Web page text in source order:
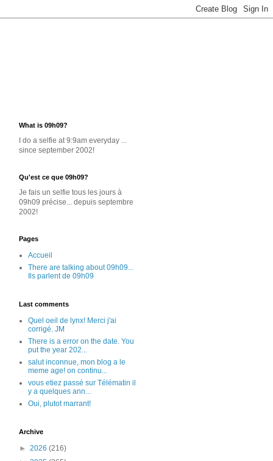
What is 09h09?
I do a selfie at 9:9am everyday ...
since september 2002!
Qu'est ce que 09h09?
Je fais un selfie tous les jours à
09h09 précise... depuis septembre
2002!
Pages
Accueil
There are talking about 09h09...
Ils parlent de 09h09
Last comments
Quel oeil de lynx! Merci j'ai
corrigé. JM
There is a error on the date. You
put the year 202...
salut inconnue, mon blog a le
meme age! on continu...
vous etiez passé sur Télématin il
y a quelques ann...
Oui, plutot marrant!
Archive
► 2026 (216)